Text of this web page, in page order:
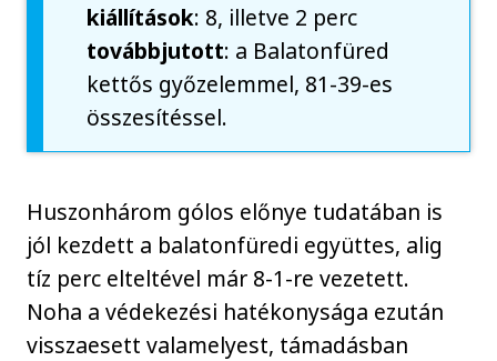
kiállítások: 8, illetve 2 perc
továbbjutott: a Balatonfüred
kettős győzelemmel, 81-39-es
összesítéssel.
Huszonhárom gólos előnye tudatában is
jól kezdett a balatonfüredi együttes, alig
tíz perc elteltével már 8-1-re vezetett.
Noha a védekezési hatékonysága ezután
visszaesett valamelyest, támadásban